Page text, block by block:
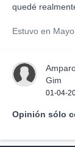
quedé
Estuvo en
Gim
01-04-
Opinión sólo